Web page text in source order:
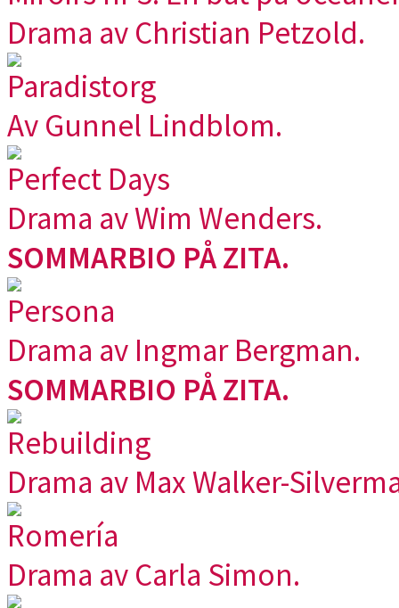
Drama av Christian Petzold.
Paradistorg
Av Gunnel Lindblom.
Perfect Days
Drama av Wim Wenders.
SOMMARBIO PÅ ZITA.
Persona
Drama av Ingmar Bergman.
SOMMARBIO PÅ ZITA.
Rebuilding
Drama av Max Walker-
Romería
Drama av Carla Simon.